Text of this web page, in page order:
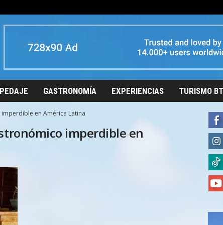
GASTRONOMÍA EXPERIENCIAS TURISMO
en América Latina
imperdible en